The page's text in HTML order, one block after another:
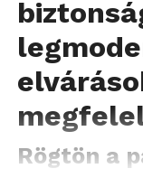
Rögtön a